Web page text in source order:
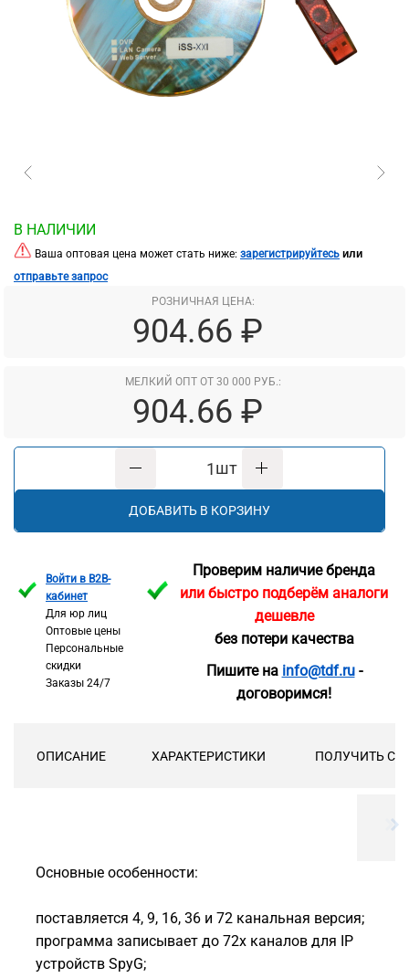
В НАЛИЧИИ
Ваша оптовая цена может стать ниже: зарегистрируйтесь или
отправьте запрос
РОЗНИЧНАЯ ЦЕНА:
904.66 ₽
МЕЛКИЙ ОПТ ОТ 30 000 РУБ.:
904.66 ₽
шт
ДОБАВИТЬ В КОРЗИНУ
Войти в B2B-
кабинет
Для юр лиц
Оптовые цены
Персональные
скидки
Заказы 24/7
Проверим наличие бренда
или быстро подберём аналоги
дешевле
без потери качества
Пишите на info@tdf.ru-
договоримся!
ОПИСАНИЕ ХАРАКТЕРИСТИКИ ПОЛУЧИТЬ
Основные особенности:
поставляется 4, 9, 16, 36 и 72 канальная версия;
программа записывает до 72х каналов для IP
устройств SpyG;